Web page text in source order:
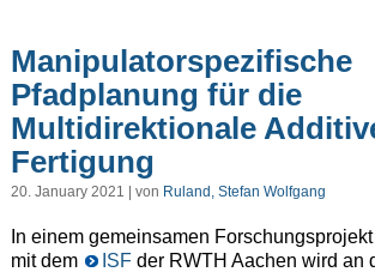
Manipulatorspezifische
Pfadplanung für die
Multidirektionale
Fertigung
20. January 2021 | von Ruland, Stefan Wolfgang
In einem gemeinsamen
mit dem
ISFder RWTH Aachen wird an